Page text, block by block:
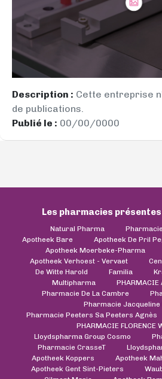
Description : Cette entreprise
de publications.
Publié le : 00/00/0000
Les pharmacies
Natural Pharma
Apotheek Bare
Apotheek De Pril
Apotheek Moerbeke-Pharma
Apotheek Verhoest - Vervaet
De Witte Harold
Familia
Multipharma
PHARMACIE
Pharmacie De La Cambre
Pharmacie Jacqueline
Pharmacie Peeters Sa Peeters Agnès
PHARMACIE FLORENCE
Lloydspharma Group Cosmo
Pharmacie CrasseT
Apotheek Koppers
Apotheek
Apotheek Gent Sint-Pieters